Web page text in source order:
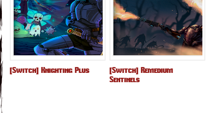
[Switch] Knighting Plus
[Switch] Remedium
Sentinels